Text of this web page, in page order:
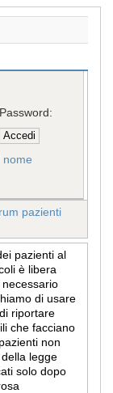
Password:
nome
pazienti
pazienti al
è libera
di usare
riportare
che facciano
non
legge
solo dopo